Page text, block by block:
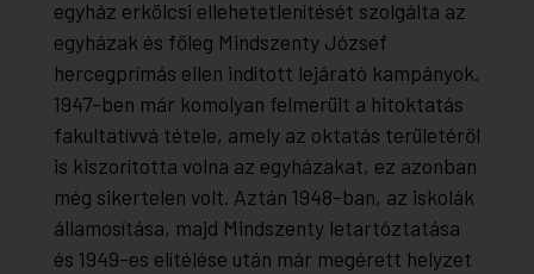
egyház erkölcsi ellehetetlenítését szolgálta az
egyházak és főleg Mindszenty József
hercegprímás ellen indított lejárató kampányok.
1947-ben már komolyan felmerült a hitoktatás
fakultatívvá tétele, amely az oktatás területéről
is kiszorította volna az egyházakat, ez azonban
még sikertelen volt. Aztán 1948-ban, az iskolák
államosítása, majd Mindszenty letartóztatása
és 1949-es elítélése után már megérett helyzet